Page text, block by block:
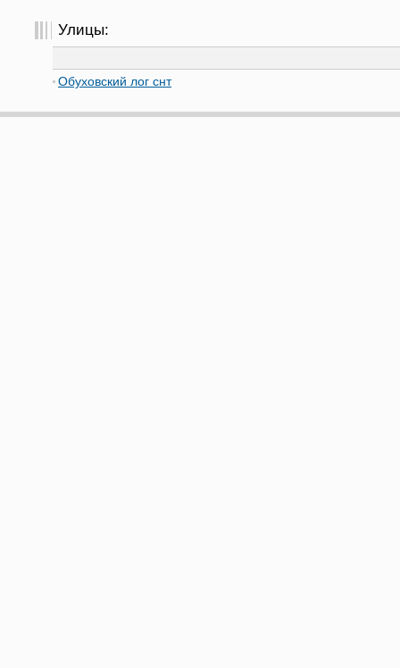
Улицы:
Обуховский лог снт